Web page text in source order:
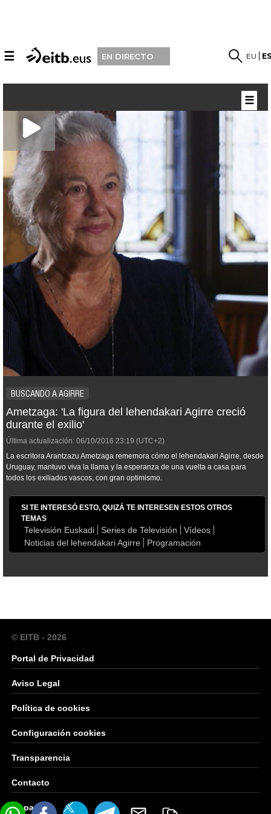
☰ EN DIRECTO EU
BUSCANDO A AGIRRE
Ametzaga: 'La figura del lehendakari Agirre creció
durante el exilio'
Última actualización: 06/10/2016 23:19 (UTC+2)
La escritora Arantzazu Ametzaga rememora cómo el lehendakari Agirre, desde
Uruguay, mantuvo viva la llama y la esperanza de una vuelta a casa para
todos los exiliados vascos, con gran optimismo.
SI TE INTERESÓ ESTO, QUIZÁ TE INTERESEN ESTOS OTROS
TEMAS
Televisión Euskadi Series de Televisión
Vídeos
Noticias del lehendakari Agirre
Programación
☰
© EITB - 2026
Portal de Privacidad
Aviso Legal
Política de cookies
Configuración cookies
Transparencia
Contacto
Mapa Web